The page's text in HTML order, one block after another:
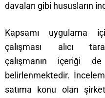
davaları gibi hususların
Kapsamı uygulama
çalışması alıcı
çalışmanın içeriği
belirlenmektedir.
satıma konu olan